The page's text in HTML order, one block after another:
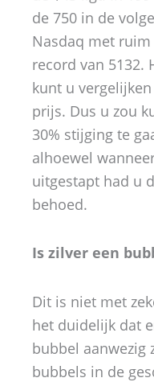
de 750 in de
Nasdaq met
record van 5132.
kunt u
prijs. Dus u zou
30% stijging te
alhoewel
uitgestapt had u
behoed.
Is zilver een
Dit is niet met
het duidelijk dat
bubbel aanwezig
bubbels in de